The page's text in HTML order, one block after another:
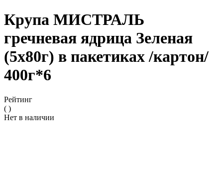
Крупа МИСТРАЛЬ
гречневая ядрица Зеленая
(5х80г) в пакетиках /картон/
400г*6
Рейтинг
( )
Нет в наличии